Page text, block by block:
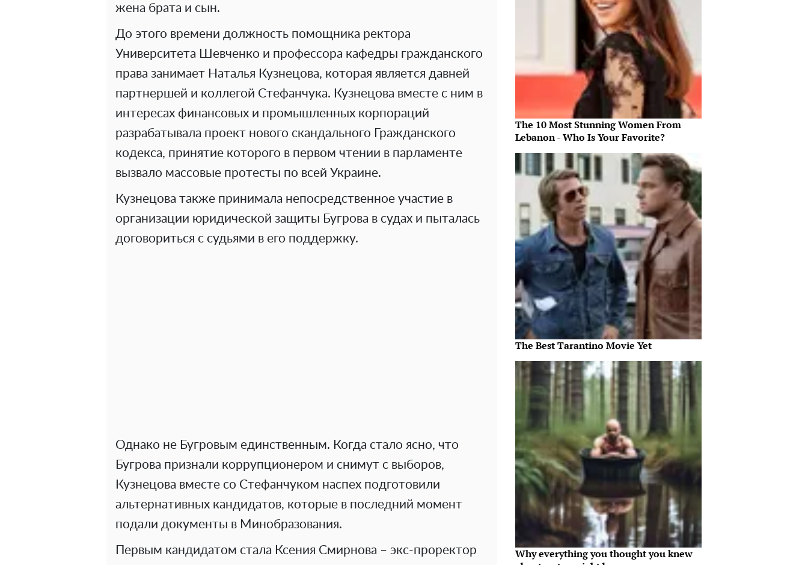
жена брата и сын.
До этого времени должность помощника ректора
Университета Шевченко и профессора кафедры гражданского
права занимает Наталья Кузнецова, которая является давней
партнершей и коллегой Стефанчука. Кузнецова вместе с ним в
интересах финансовых и промышленных корпораций
разрабатывала проект нового скандального Гражданского
кодекса, принятие которого в первом чтении в парламенте
вызвало массовые протесты по всей Украине.
Кузнецова также принимала непосредственное участие в
организации юридической защиты Бугрова в судах и пыталась
договориться с судьями в его поддержку.
Однако не Бугровым единственным. Когда стало ясно, что
Бугрова признали коррупционером и снимут с выборов,
Кузнецова вместе со Стефанчуком наспех подготовили
альтернативных кандидатов, которые в последний момент
подали документы в Минобразования.
Первым кандидатом стала Ксения Смирнова – экс-проректор
The 10 Most Stunning Women From
Lebanon - Who Is Your Favorite?
The Best Tarantino Movie Yet
Why everything you thought you knew